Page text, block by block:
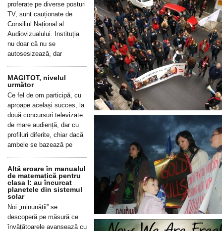
proferate pe diverse posturi
TV, sunt cauționate de
Consiliul Național al
Audiovizualului. Instituția
nu doar că nu se
autosesizează, dar
MAGITOT, nivelul
următor
Ce fel de om participă, cu
aproape același succes, la
două concursuri televizate
de mare audiență, dar cu
profiluri diferite, chiar dacă
ambele se bazează pe
Altă eroare în manualul
de matematică pentru
clasa I: au încurcat
planetele din sistemul
solar
Noi „minunății” se
descoperă pe măsură ce
învățătoarele avansează cu